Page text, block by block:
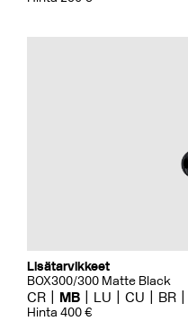
Lisätarvikkeet
BOX300/300 Matte Black
CR MB LU CU BR
Hinta 400 €